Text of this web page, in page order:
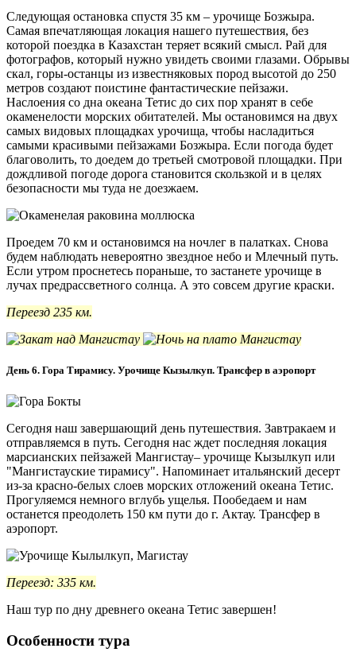
Следующая остановка спустя 35 км – урочище Бозжыра.
Самая впечатляющая локация нашего путешествия, без
которой поездка в Казахстан теряет всякий смысл. Рай для
фотографов, который нужно увидеть своими глазами. Обрывы
скал, горы-останцы из известняковых пород высотой до 250
метров создают поистине фантастические пейзажи.
Наслоения со дна океана Тетис до сих пор хранят в себе
окаменелости морских обитателей. Мы остановимся на двух
самых видовых площадках урочища, чтобы насладиться
самыми красивыми пейзажами Бозжыра. Если погода будет
благоволить, то доедем до третьей смотровой площадки. При
дождливой погоде дорога становится скользкой и в целях
безопасности мы туда не доезжаем.
Проедем 70 км и остановимся на ночлег в палатках. Снова
будем наблюдать невероятно звездное небо и Млечный путь.
Если утром проснетесь пораньше, то застанете урочище в
лучах предрассветного солнца. А это совсем другие краски.
Переезд 235 км.
День 6. Гора Тирамису. Урочище Кызылкуп. Трансфер в аэропорт
Сегодня наш завершающий день путешествия. Завтракаем и
отправляемся в путь. Сегодня нас ждет последняя локация
марсианских пейзажей Мангистау– урочище Кызылкуп или
"Мангистауские тирамису". Напоминает итальянский десерт
из-за красно-белых слоев морских отложений океана Тетис.
Прогуляемся немного вглубь ущелья. Пообедаем и нам
останется преодолеть 150 км пути до г. Актау. Трансфер в
аэропорт.
Переезд: 335 км.
Наш тур по дну древнего океана Тетис завершен!
Особенности тура